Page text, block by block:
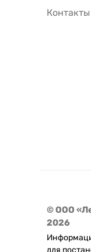
Контакты
© ООО
2026
для